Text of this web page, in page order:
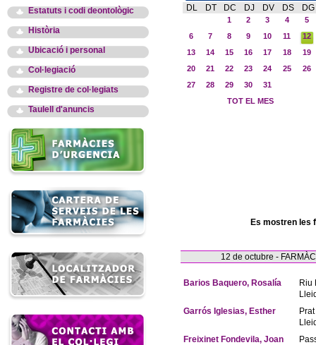
Estatuts i codi deontològic
Història
Ubicació i personal
Col·legiació
Registre de col·legiats
Taulell d'anuncis
DL DT DC DJ DV DS DG
1 2 3 4
5
6
7 8 9 10 11
12
13
14 15 16 17 18
19
20
21 22 23 24 25
26
27
28 29 30
31
TOT EL MES
Es mostren les
12 de octubre -
Barios Baquero, Rosalía
Riu
Garrós Iglesias, Esther
Freixinet Fondevila, Joan